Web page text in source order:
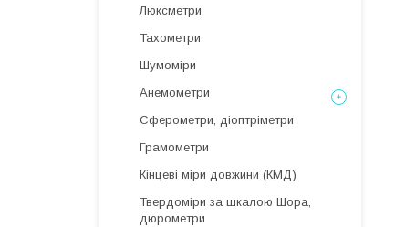
Люксметри
Тахометри
Шумоміри
Анемометри
Сферометри, діоптріметри
Грамометри
Кінцеві міри довжини (КМД)
Твердоміри за шкалою Шора,
дюрометри